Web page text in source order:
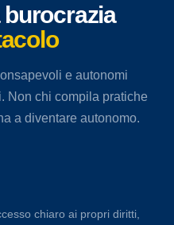
burocrazia
e autonomi
Non chi compila pratiche
a diventare autonomo.
chiaro ai propri diritti,